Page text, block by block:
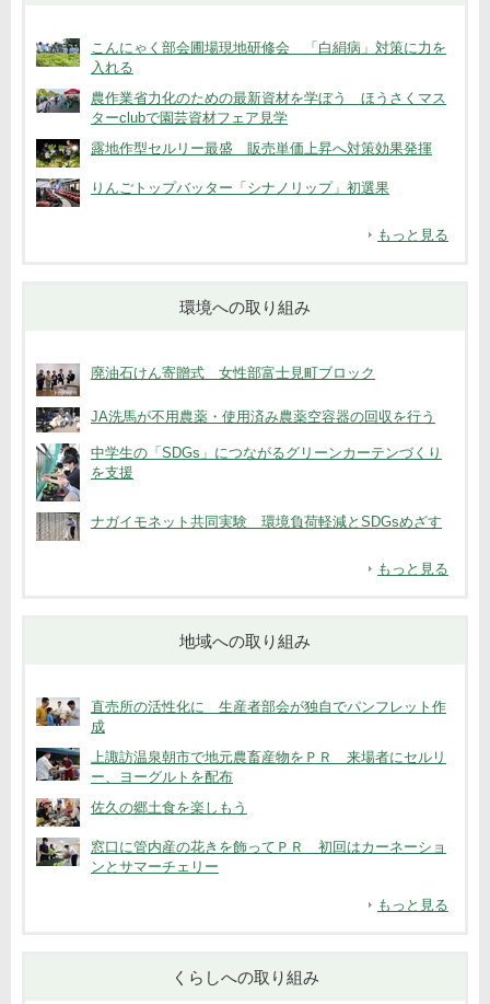
こんにゃく部会圃場現地研修会 「白絹病」対策に力を
入れる
農作業省力化のための最新資材を学ぼう ほうさくマス
ターclubで園芸資材フェア見学
露地作型セルリー最盛 販売単価上昇へ対策効果発揮
りんごトップバッター「シナノリップ」初選果
もっと見る
環境への取り組み
廃油石けん寄贈式 女性部富士見町ブロック
JA洗馬が不用農薬・使用済み農薬空容器の回収を行う
中学生の「SDGs」につながるグリーンカーテンづくり
を支援
ナガイモネット共同実験 環境負荷軽減とSDGsめざす
もっと見る
地域への取り組み
直売所の活性化に 生産者部会が独自でパンフレット作
成
上諏訪温泉朝市で地元農畜産物をＰＲ 来場者にセルリ
ー、ヨーグルトを配布
佐久の郷土食を楽しもう
窓口に管内産の花きを飾ってＰＲ 初回はカーネーショ
ンとサマーチェリー
もっと見る
くらしへの取り組み